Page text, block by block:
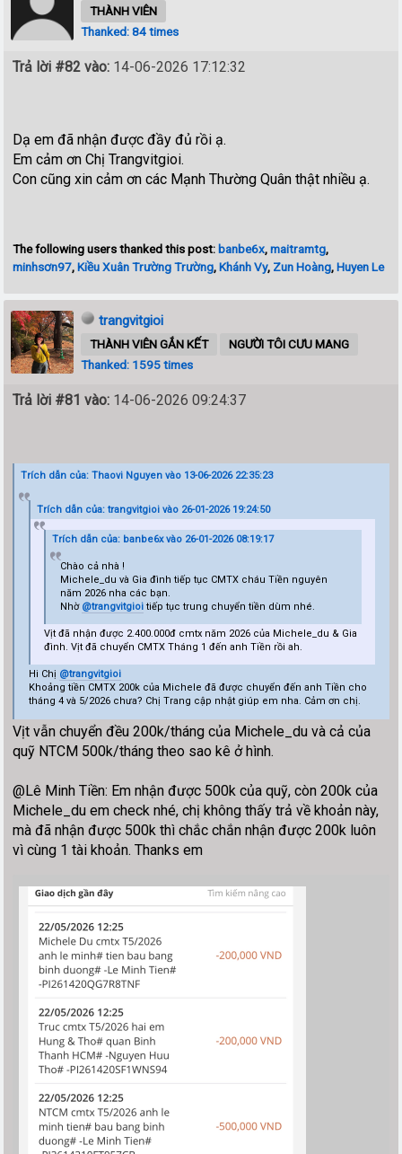
THÀNH VIÊN
Thanked: 84 times
Trả lời #82 vào: 14-06-2026 17:12:32
Dạ em đã nhận được đầy đủ rồi ạ.
Em cảm ơn Chị Trangvitgioi.
Con cũng xin cảm ơn các Mạnh Thường Quân thật nhiều ạ.
The following users thanked this post: banbe6x,maitramtg,
minhsơn97,Kiều Xuân Trường Trường,Khánh Vy, Zun Hoàng,Huyen Le
trangvitgioi
THÀNH VIÊN GẮN KẾT
NGƯỜI TÔI CƯU MANG
Thanked: 1595 times
Trả lời #81 vào: 14-06-2026 09:24:37
Trích dẫn của: Thaovi Nguyen vào 13-06-2026 22:35:23
Trích dẫn của: trangvitgioi vào 26-01-2026 19:24:50
Trích dẫn của: banbe6x vào 26-01-2026 08:19:17
Chào cả nhà !
Michele_du và Gia đình tiếp tục CMTX cháu Tiền nguyên
năm 2026 nha các bạn.
Nhờ @trangvitgioitiếp tục trung chuyển tiền dùm nhé.
Vịt đã nhận được 2.400.000đ cmtx năm 2026 của Michele_du & Gia
đình. Vịt đã chuyển CMTX Tháng 1 đến anh Tiền rồi ah.
Hi Chị @trangvitgioi
Khoảng tiền CMTX 200k của Michele đã được chuyển đến anh Tiền cho
tháng 4 và 5/2026 chưa? Chị Trang cập nhật giúp em nha. Cảm ơn chị.
Vịt vẫn chuyển đều 200k/tháng của Michele_du và cả của
quỹ NTCM 500k/tháng theo sao kê ở hình.
@Lê Minh Tiền: Em nhận được 500k của quỹ, còn 200k của
Michele_du em check nhé, chị không thấy trả về khoản này,
mà đã nhận được 500k thì chắc chắn nhận được 200k luôn
vì cùng 1 tài khoản. Thanks em